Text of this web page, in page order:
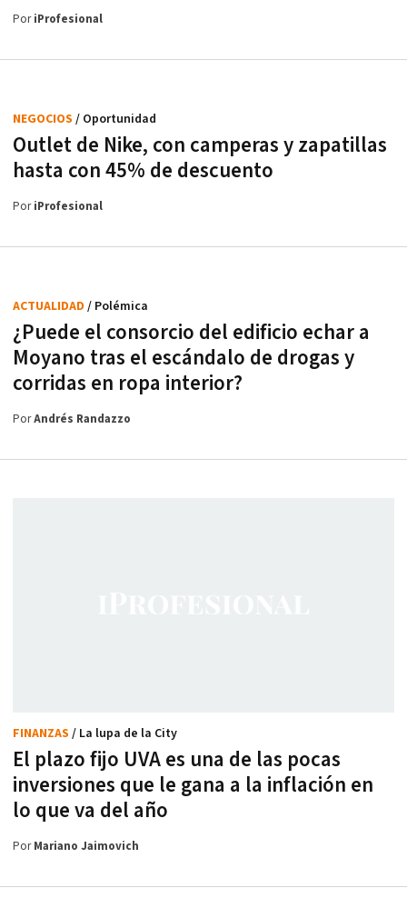
PoriProfesional
Outlet de Nike, con camperas y zapatillas
hasta con 45% de descuento
NEGOCIOS / Oportunidad
PoriProfesional
¿Puede el consorcio del edificio echar a
Moyano tras el escándalo de drogas y
corridas en ropa interior?
ACTUALIDAD / Polémica
PorAndrés Randazzo
El plazo fijo UVA es una de las pocas
inversiones que le gana a la inflación en
lo que va del año
FINANZAS / La lupa de la City
PorMariano Jaimovich